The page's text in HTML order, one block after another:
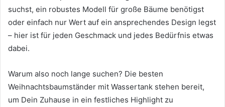
suchst, ein robustes Modell für große Bäume benötigst
oder einfach nur Wert auf ein ansprechendes Design legst
– hier ist für jeden Geschmack und jedes Bedürfnis etwas
dabei.
Warum also noch lange suchen? Die besten
Weihnachtsbaumständer mit Wassertank stehen bereit,
um Dein Zuhause in ein festliches Highlight zu